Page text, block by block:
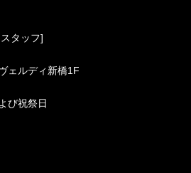
タッフ]
ェルディ新橋1F
び祝祭日